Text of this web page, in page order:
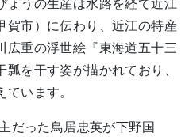
ょうの生産は水路を経て近江
賀市）に伝わり、近江の特産
広重の浮世絵『東海道五十三
を干す姿が描かれており、
います。
だった鳥居忠英が下野国